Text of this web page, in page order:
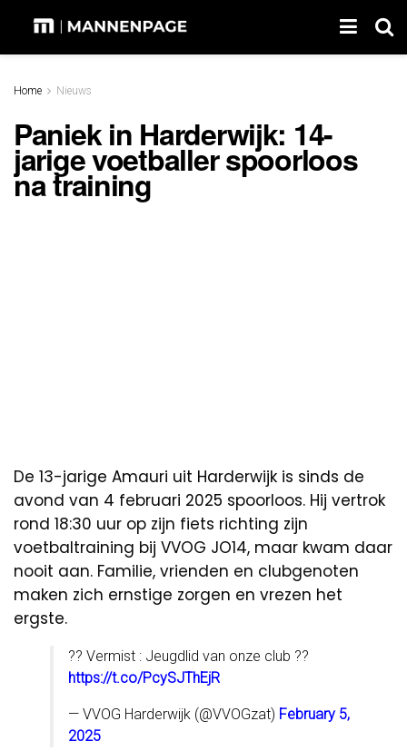
Home Nieuws
Paniek in Harderwijk: 14-
jarige voetballer spoorloos
na training
De 13-jarige Amauri uit Harderwijk is sinds de
avond van 4 februari 2025 spoorloos. Hij vertrok
rond 18:30 uur op zijn fiets richting zijn
voetbaltraining bij VVOG JO14, maar kwam daar
nooit aan. Familie, vrienden en clubgenoten
maken zich ernstige zorgen en vrezen het
ergste.
?? Vermist : Jeugdlid van onze club ??
https://t.co/PcySJThEjR
— VVOG Harderwijk (@VVOGzat) February 5,
2025